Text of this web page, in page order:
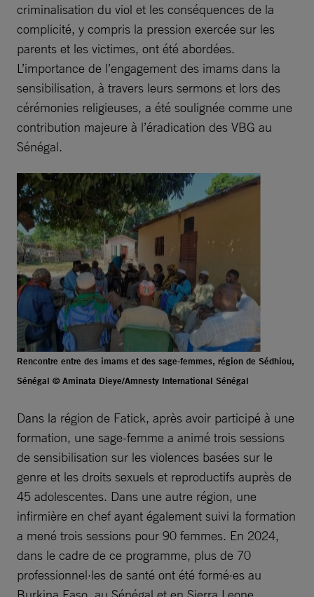
criminalisation du viol et les conséquences de la
complicité, y compris la pression exercée sur les
parents et les victimes, ont été abordées.
L’importance de l’engagement des imams dans la
sensibilisation, à travers leurs sermons et lors des
cérémonies religieuses, a été soulignée comme une
contribution majeure à l’éradication des VBG au
Sénégal.
Rencontre entre des imams et des sage-femmes, région de Sédhiou,
Sénégal © Aminata Dieye/Amnesty International Sénégal
Dans la région de Fatick, après avoir participé à une
formation, une sage-femme a animé trois sessions
de sensibilisation sur les violences basées sur le
genre et les droits sexuels et reproductifs auprès de
45 adolescentes. Dans une autre région, une
infirmière en chef ayant également suivi la formation
a mené trois sessions pour 90 femmes. En 2024,
dans le cadre de ce programme, plus de 70
professionnel·les de santé ont été formé·es au